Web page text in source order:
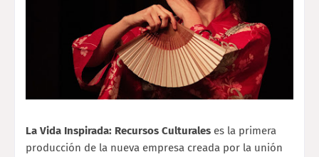
La Vida Inspirada: Recursos Culturales es la primera
producción de la nueva empresa creada por la unión